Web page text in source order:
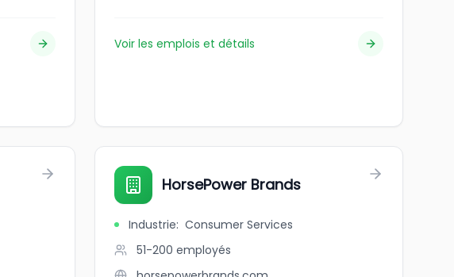
Voir les emplois et détails
HorsePower Brands
Industrie: Consumer Services
51-200 employés